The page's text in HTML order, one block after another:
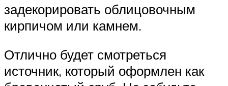
задекорировать облицовочным
кирпичом или камнем.
Отлично будет смотреться
источник, который оформлен как